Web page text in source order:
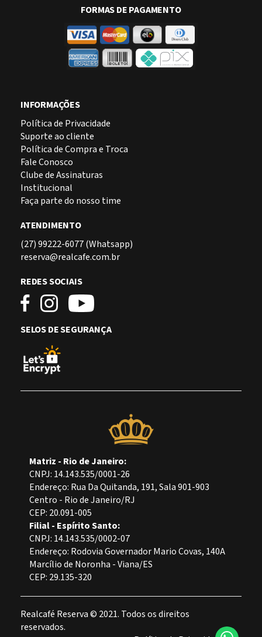
FORMAS DE PAGAMENTO
INFORMAÇÕES
Política de Privacidade
Suporte ao cliente
Política de Compra e Troca
Fale Conosco
Clube de Assinaturas
Institucional
Faça parte do nosso time
ATENDIMENTO
(27) 99222-6077 (Whatsapp)
reserva@realcafe.com.br
REDES SOCIAIS
SELOS DE SEGURANÇA
Matriz - Rio de Janeiro:
CNPJ: 14.143.535/0001-26
Endereço: Rua Da Quitanda, 191, Sala 901-903
Centro - Rio de Janeiro/RJ
CEP: 20.091-005
Filial - Espírito Santo:
CNPJ: 14.143.535/0002-07
Endereço: Rodovia Governador Mario Covas, 140A
Marcílio de Noronha - Viana/ES
CEP: 29.135-320
Realcafé Reserva © 2021. Todos os direitos
reservados.